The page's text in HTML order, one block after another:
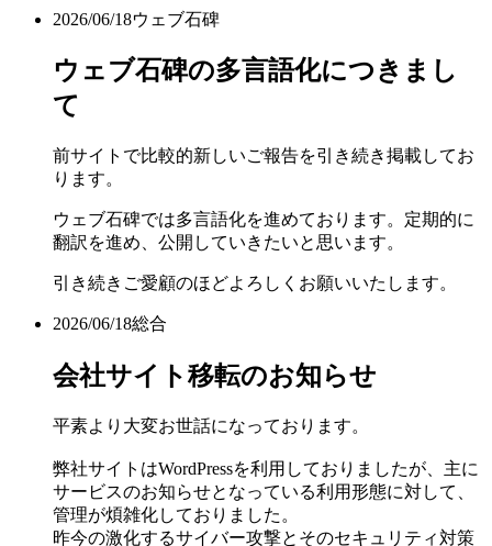
2026/06/18ウェブ石碑
ウェブ石碑の多言語化につきまし
て
前サイトで比較的新しいご報告を引き続き掲載してお
ります。
ウェブ石碑では多言語化を進めております。定期的に
翻訳を進め、公開していきたいと思います。
引き続きご愛顧のほどよろしくお願いいたします。
2026/06/18総合
会社サイト移転のお知らせ
平素より大変お世話になっております。
弊社サイトはWordPressを利用しておりましたが、主に
サービスのお知らせとなっている利用形態に対して、
管理が煩雑化しておりました。
昨今の激化するサイバー攻撃とそのセキュリティ対策